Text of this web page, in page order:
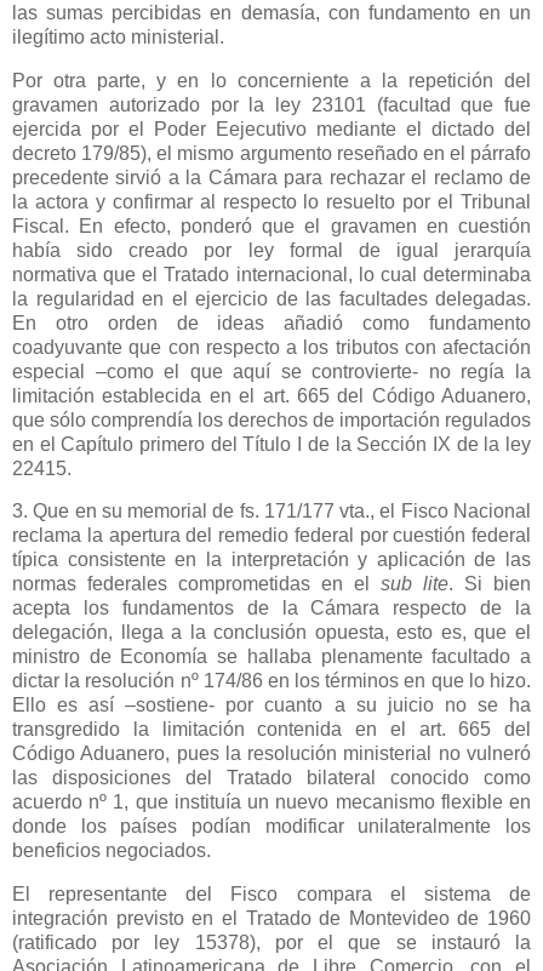
las sumas percibidas en demasía, con fundamento en un
ilegítimo acto ministerial.
Por otra parte, y en lo concerniente a la repetición del
gravamen autorizado por la ley 23101 (facultad que fue
ejercida por el Poder Eejecutivo mediante el dictado del
decreto 179/85), el mismo argumento reseñado en el párrafo
precedente sirvió a la Cámara para rechazar el reclamo de
la actora y confirmar al respecto lo resuelto por el Tribunal
Fiscal. En efecto, ponderó que el gravamen en cuestión
había sido creado por ley formal de igual jerarquía
normativa que el Tratado internacional, lo cual determinaba
la regularidad en el ejercicio de las facultades delegadas.
En otro orden de ideas añadió como fundamento
coadyuvante que con respecto a los tributos con afectación
especial –como el que aquí se controvierte- no regía la
limitación establecida en el art. 665 del Código Aduanero,
que sólo comprendía los derechos de importación regulados
en el Capítulo primero del Título I de la Sección IX de la ley
22415.
3. Que en su memorial de fs. 171/177 vta., el Fisco Nacional
reclama la apertura del remedio federal por cuestión federal
típica consistente en la interpretación y aplicación de las
normas federales comprometidas en el sub lite. Si bien
acepta los fundamentos de
la Cámara respecto de la
delegación, llega a la conclusión opuesta, esto es, que el
ministro de Economía se hallaba plenamente facultado a
dictar la resolución nº 174/86 en los términos en que lo hizo.
Ello es así –sostiene- por cuanto a su juicio no se ha
transgredido la limitación contenida en el art. 665 del
Código Aduanero, pues la resolución ministerial no vulneró
las disposiciones del Tratado bilateral conocido como
acuerdo nº 1, que instituía un nuevo mecanismo flexible en
donde los países podían modificar unilateralmente los
beneficios negociados.
El representante del Fisco compara el sistema de
integración previsto en el Tratado de Montevideo de 1960
(ratificado por ley 15378), por el que se instauró
la